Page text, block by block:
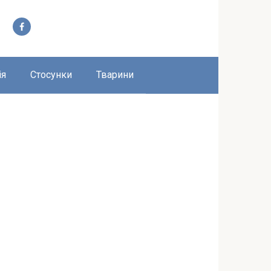
Стосунки Тварини